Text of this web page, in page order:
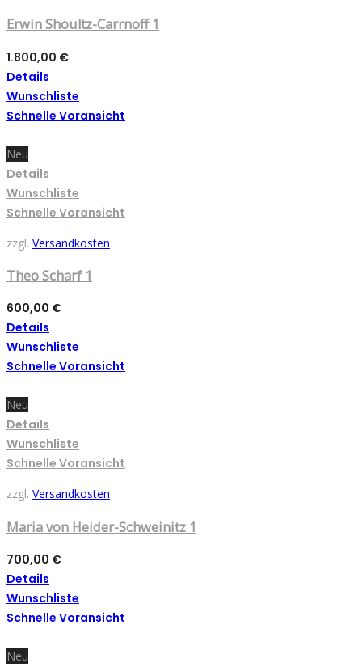
Erwin Shoultz-Carrnoff 1
1.800,00 €
Details
Wunschliste
Schnelle Voransicht
Neu
Details
Wunschliste
Schnelle Voransicht
zzgl. Versandkosten
Theo Scharf 1
600,00 €
Details
Wunschliste
Schnelle Voransicht
Neu
Details
Wunschliste
Schnelle Voransicht
zzgl. Versandkosten
Maria von Heider-Schweinitz 1
700,00 €
Details
Wunschliste
Schnelle Voransicht
Neu